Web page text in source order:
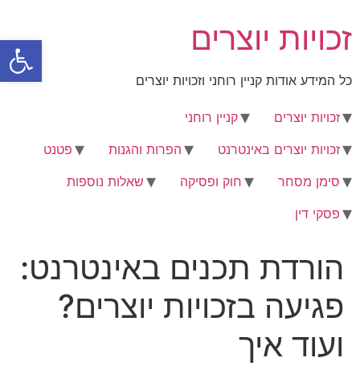
פתח
לתוכן
זכויות יוצרים
כל המידע אודות קניין רוחני וזכויות יוצרים
זכויות יוצרים
קניין רוחני
זכויות יוצרים באינטרנט
הפרות והגנות
פטנט
סימן מסחר
חוק ופסיקה
שאלות נוספות
פסקי דין
הורדת תכנים באינטרנט:
פגיעה בזכויות יוצרים?
ועוד איך